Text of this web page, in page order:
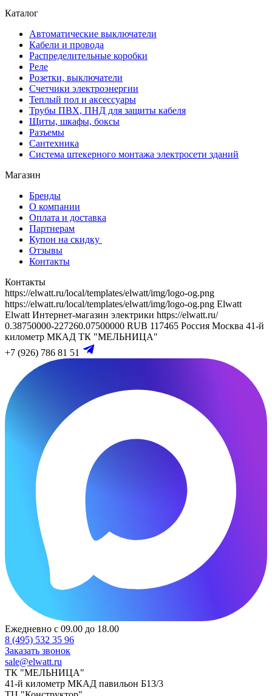
Каталог
Автоматические выключатели
Кабели и провода
Распределительные коробки
Реле
Розетки, выключатели
Счетчики электроэнергии
Теплый пол и аксессуары
Трубы ПВХ, ПНД для защиты кабеля
Щиты, шкафы, боксы
Разъемы
Сантехника
Система штекерного монтажа электросети зданий
Магазин
Бренды
О компании
Оплата и доставка
Партнерам
Купон на скидку
Отзывы
Контакты
Контакты
https://elwatt.ru/local/templates/elwatt/img/logo-og.png
https://elwatt.ru/local/templates/elwatt/img/logo-og.png Elwatt
Elwatt Интернет-магазин электрики https://elwatt.ru/
0.38750000-227260.07500000 RUB 117465 Россия Москва 41-й
километр МКАД ТК "МЕЛЬНИЦА"
+7 (926) 786 81 51
Ежедневно с 09.00 до 18.00
8 (495) 532 35 96
Заказать звонок
sale@elwatt.ru
ТК "МЕЛЬНИЦА"
41-й километр МКАД павильон Б13/3